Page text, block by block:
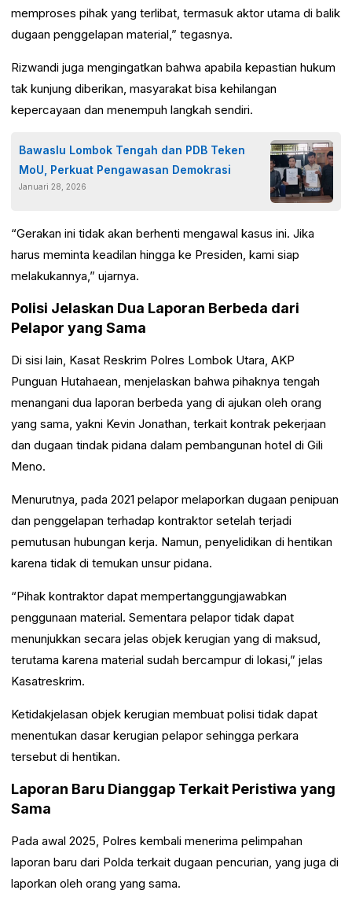
memproses pihak yang terlibat, termasuk aktor utama di balik
dugaan penggelapan material,” tegasnya.
Rizwandi juga mengingatkan bahwa apabila kepastian hukum
tak kunjung diberikan, masyarakat bisa kehilangan
kepercayaan dan menempuh langkah sendiri.
Bawaslu Lombok Tengah dan PDB Teken
MoU, Perkuat Pengawasan Demokrasi
Januari 28, 2026
“Gerakan ini tidak akan berhenti mengawal kasus ini. Jika
harus meminta keadilan hingga ke Presiden, kami siap
melakukannya,” ujarnya.
Polisi Jelaskan Dua Laporan Berbeda dari
Pelapor yang Sama
Di sisi lain, Kasat Reskrim Polres Lombok Utara, AKP
Punguan Hutahaean, menjelaskan bahwa pihaknya tengah
menangani dua laporan berbeda yang di ajukan oleh orang
yang sama, yakni Kevin Jonathan, terkait kontrak pekerjaan
dan dugaan tindak pidana dalam pembangunan hotel di Gili
Meno.
Menurutnya, pada 2021 pelapor melaporkan dugaan penipuan
dan penggelapan terhadap kontraktor setelah terjadi
pemutusan hubungan kerja. Namun, penyelidikan di hentikan
karena tidak di temukan unsur pidana.
“Pihak kontraktor dapat mempertanggungjawabkan
penggunaan material. Sementara pelapor tidak dapat
menunjukkan secara jelas objek kerugian yang di maksud,
terutama karena material sudah bercampur di lokasi,” jelas
Kasatreskrim.
Ketidakjelasan objek kerugian membuat polisi tidak dapat
menentukan dasar kerugian pelapor sehingga perkara
tersebut di hentikan.
Laporan Baru Dianggap Terkait Peristiwa yang
Sama
Pada awal 2025, Polres kembali menerima pelimpahan
laporan baru dari Polda terkait dugaan pencurian, yang juga di
laporkan oleh orang yang sama.